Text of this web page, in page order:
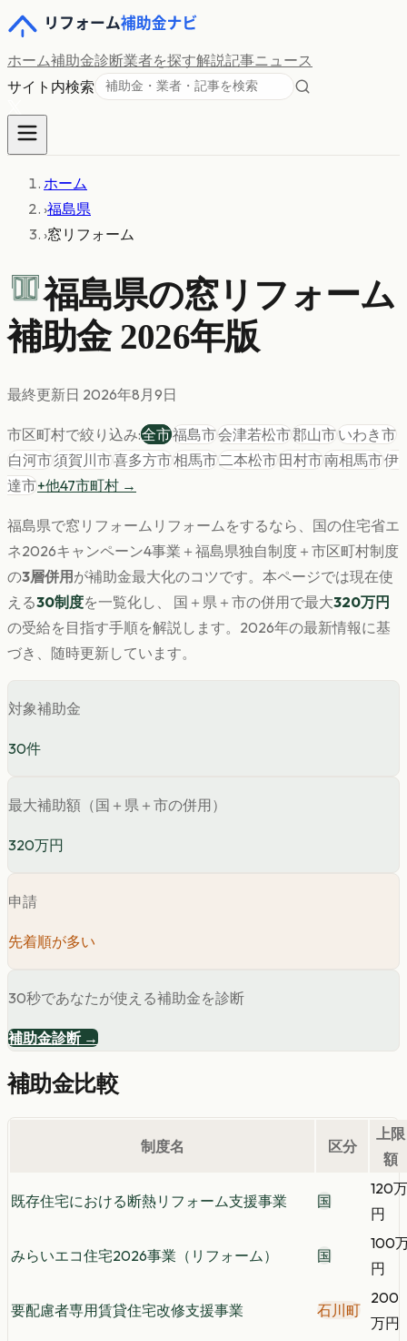
ホーム補助金診断業者を探す解説記事ニュース
サイト内検索
ホーム
›福島県
›窓リフォーム
福島県の窓リフォーム
補助金 2026年版
最終更新日 2026年8月9日
市区町村で絞り込み:全市福島市会津若松市郡山市いわき市
白河市須賀川市喜多方市相馬市二本松市田村市南相馬市伊
達市+他47市町村 →
福島県で窓リフォーム リフォームをするなら、国の住宅省エ
ネ2026キャンペーン4事業＋ 福島県独自制度＋市区町村制度
の3層併用 が補助金最大化のコツです。 本ページでは現在使
える30制度を一覧化し、 国＋県＋市の併用で最大320万円
の受給を目指す手順を解説します。 2026年の最新情報に基
づき、随時更新しています。
対象補助金
30件
最大補助額（国＋県＋市の併用）
320万円
申請
先着順が多い
30秒であなたが使える補助金を診断
補助金診断 →
補助金比較
制度名 区分
上限
額
既存住宅における断熱リフォーム支援事業 国
120万
円
みらいエコ住宅2026事業（リフォーム） 国
100
円
要配慮者専用賃貸住宅改修支援事業 石川町
200
万円